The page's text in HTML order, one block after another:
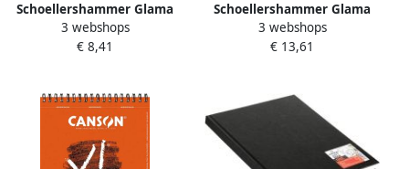
Schoellershammer Glama
Basic schetspapier 60 g m²
rol van 0 33 x 20 m
3 webshops
€ 8,41
Schoellershammer Glama
Basic schetspapier 60 g m²
rol van 0 33 x 50 m
3 webshops
€ 13,61